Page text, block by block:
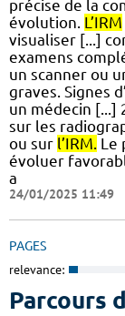
précise de la
évolution. L’IRM
visualiser [...]
examens
un scanner ou
graves. Signes
un médecin [...]
sur les
ou sur l’IRM. Le
évoluer
a
24/01/2025 11:49
PAGES
relevance:
Parcours